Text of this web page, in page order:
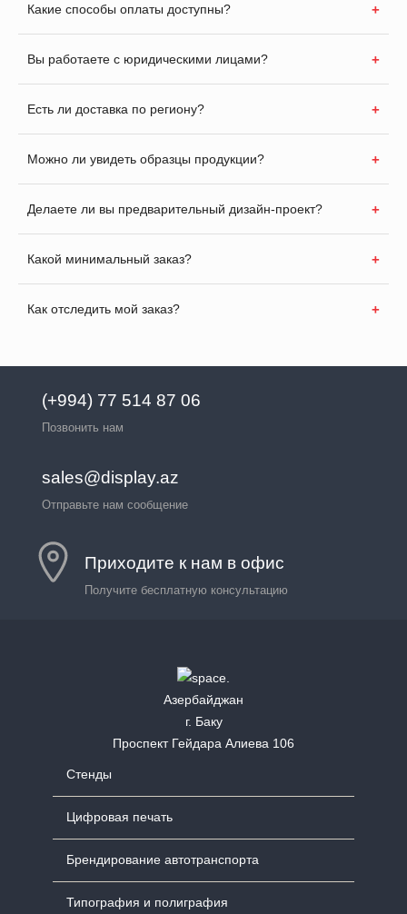
Какие способы оплаты доступны?
Вы работаете с юридическими лицами?
Есть ли доставка по региону?
Можно ли увидеть образцы продукции?
Делаете ли вы предварительный дизайн-проект?
Какой минимальный заказ?
Как отследить мой заказ?
(+994) 77 514 87 06
Позвонить нам
sales@display.az
Отправьте нам сообщение
Приходите к нам в офис
Получите бесплатную консультацию
Азербайджан
г. Баку
Проспект Гейдара Алиева 106
Стенды
Цифровая печать
Брендирование автотранспорта
Типография и полиграфия